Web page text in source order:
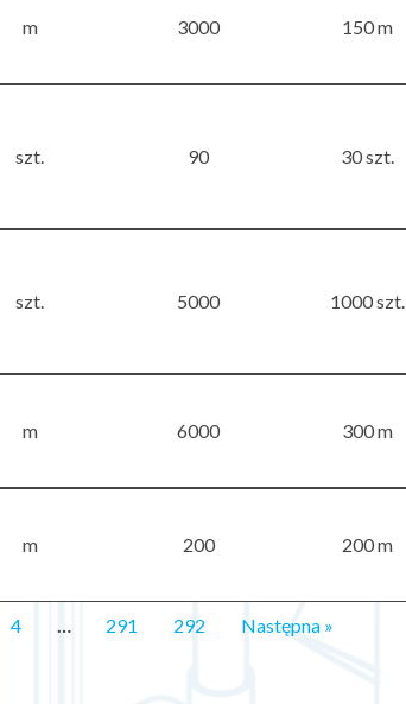
m 3000 150 m
szt. 90 30 szt.
szt. 5000 1000 szt.
m 6000 300 m
m 200 200 m
4 … 291 292 Następna »